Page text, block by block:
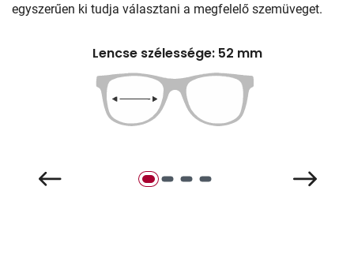
egyszerűen ki tudja választani a megfelelő szemüveget.
Lencse szélessége: 52 mm